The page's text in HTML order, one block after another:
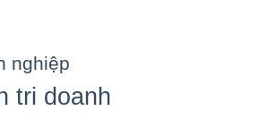
nghiệp
tri doanh